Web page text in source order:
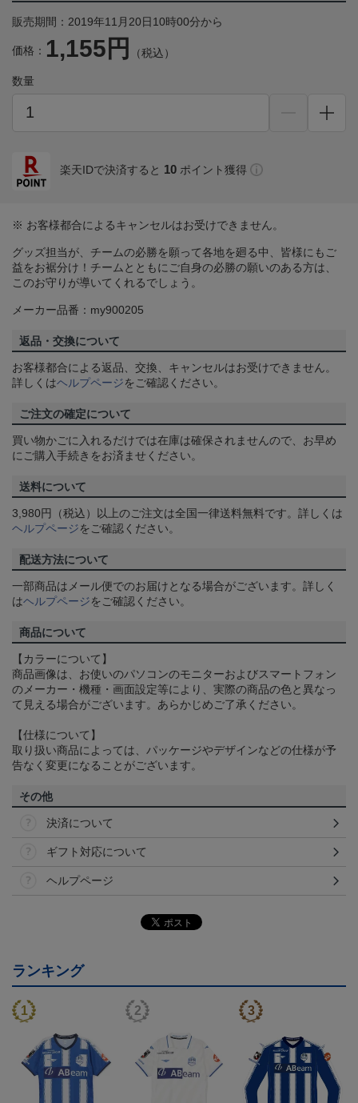
販売期間：2019年11月20日10時00分から
価格： 1,155円 （税込）
数量
楽天IDで決済すると 10 ポイント獲得
※ お客様都合によるキャンセルはお受けできません。
グッズ担当が、チームの必勝を願って各地を廻る中、皆様にもご
益をお裾分け！チームとともにご自身の必勝の願いのある方は、
このお守りが導いてくれるでしょう。
メーカー品番：my900205
返品・交換について
お客様都合による返品、交換、キャンセルはお受けできません。
詳しくはヘルプページをご確認ください。
ご注文の確定について
買い物かごに入れるだけでは在庫は確保されませんので、お早め
にご購入手続きをお済ませください。
送料について
3,980円（税込）以上のご注文は全国一律送料無料です。詳しくは
ヘルプページをご確認ください。
配送方法について
一部商品はメール便でのお届けとなる場合がございます。詳しく
はヘルプページをご確認ください。
商品について
【カラーについて】
商品画像は、お使いのパソコンのモニターおよびスマートフォン
のメーカー・機種・画面設定等により、実際の商品の色と異なっ
て見える場合がございます。あらかじめご了承ください。
【仕様について】
取り扱い商品によっては、パッケージやデザインなどの仕様が予
告なく変更になることがございます。
その他
決済について
ギフト対応について
ヘルプページ
ランキング